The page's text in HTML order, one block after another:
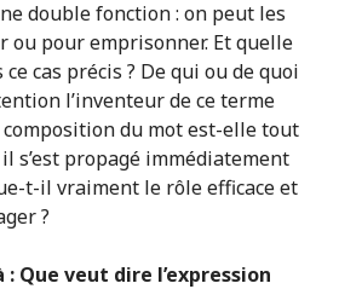
double fonction : on peut les
pour emprisonner. Et quelle
cas précis ? De qui ou de quoi
l’inventeur de ce terme
du mot est-elle tout
s’est propagé immédiatement
t-il vraiment le rôle efficace et
?
Que veut dire l’expression